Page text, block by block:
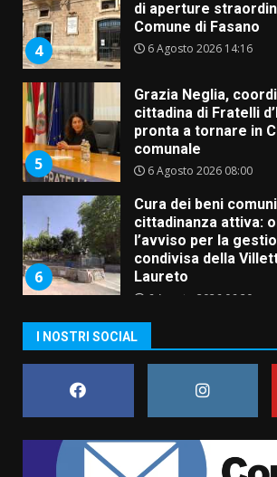
5
cittadina di Fratelli
pronta a tornare in
comunale
6
Cura dei beni
cittadinanza attiva:
l’avviso per la
condivisa della
Laureto
6 Agosto 2026 06:20
7
La magia del
assoluta de
Belvedere. Il
6 Agosto 2026 06:15
“I Contestatori:
7 Agosto 2026 06:05
US Fasano,
I NOSTRI SOCIAL